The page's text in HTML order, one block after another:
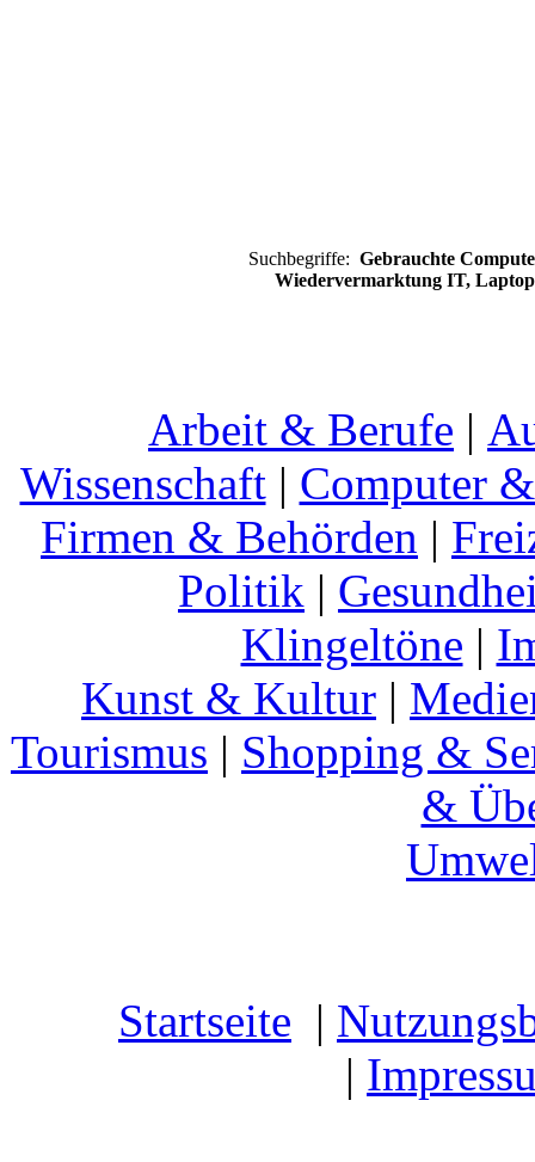
Suchbegriffe: Gebrauchte
Wiedervermarktung IT,
Arbeit & Berufe |
Wissenschaft| Computer
Firmen & Behörden |
Politik |
Klingeltöne |
Kunst & Kultur |
Tourismus | Shopping &
&
Startseite |
|